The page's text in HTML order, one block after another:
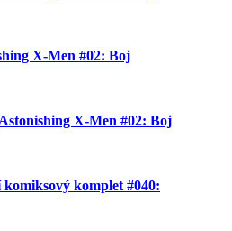
X-Men #02: Boj
Astonishing X-Men #02: Boj
komplet #040: